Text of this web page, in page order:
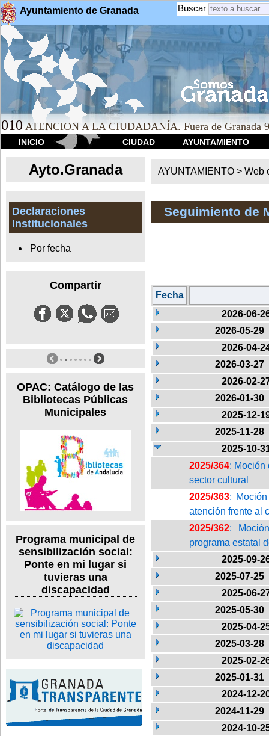
Ayuntamiento de Granada Buscar
010 ATENCION A LA CIUDADANÍA. Fuera de Granada
INICIO CIUDAD AYUNTAMIENTO
Ayto.Granada
Declaraciones
Institucionales
Por fecha
Compartir
OPAC: Catálogo de las
Bibliotecas Públicas
Municipales
Programa municipal de
sensibilización social:
Ponte en mi lugar si
tuvieras una
discapacidad
AYUNTAMIENTO > Web
Seguimiento de
Fecha
2026-06-
2026-05-29
2026-04-
2026-03-27
2026-02-
2026-01-30
2025-12-
2025-11-28
2025-10-
2025/364: Moción
sector cultural
2025/363:
atención frente al
2025/362:
programa estatal
2025-09-
2025-07-25
2025-06-
2025-05-30
2025-04-
2025-03-28
2025-02-
2025-01-31
2024-12-
2024-11-29
2024-10-